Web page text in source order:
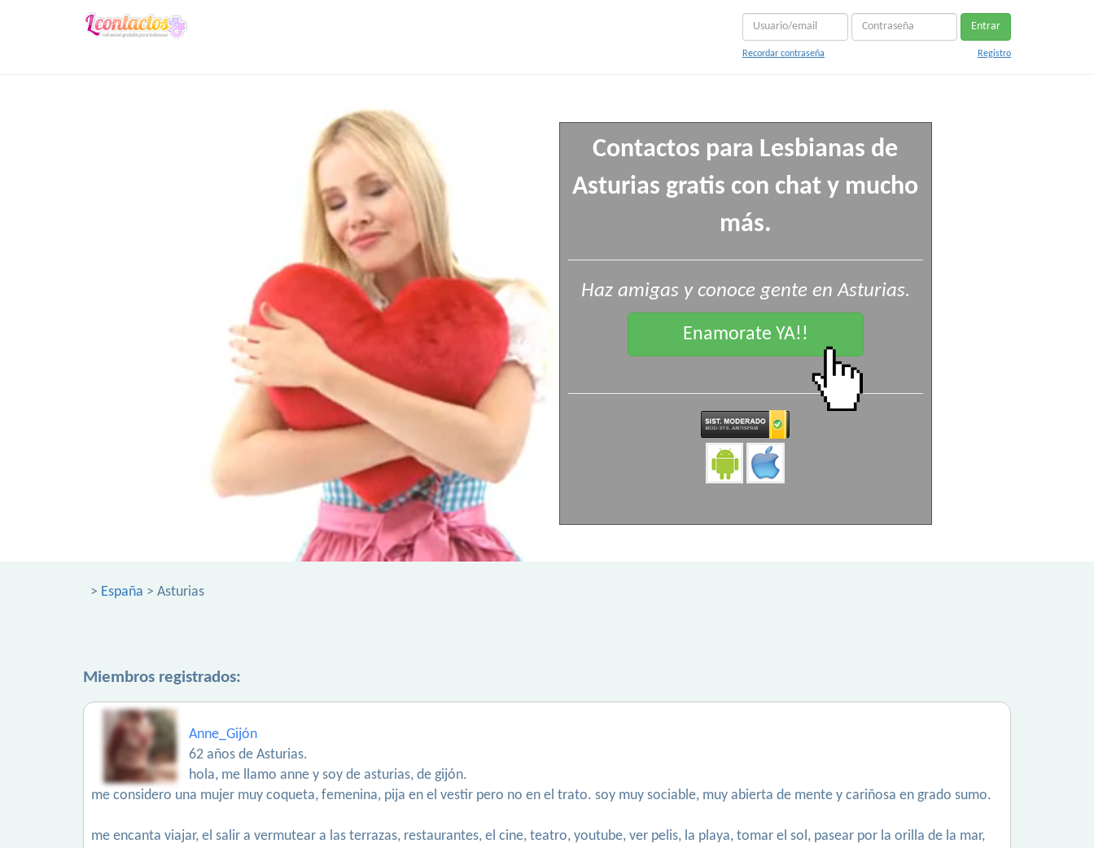
Entrar
Recordar contraseña Registro
Contactos para Lesbianas de
Asturias gratis con chat y mucho
más.
Haz amigas y conoce gente en Asturias.
Enamorate YA!!
> España > Asturias
Miembros registrados:
Anne_Gijón
62 años de Asturias.
hola, me llamo anne y soy de asturias, de gijón.
me considero una mujer muy coqueta, femenina, pija en el vestir pero no en el trato. soy muy sociable, muy abierta de mente y cariñosa en grado sumo.
me encanta viajar, el salir a vermutear a las terrazas, restaurantes, el cine, teatro, youtube, ver pelis, la playa, tomar el sol, pasear por la orilla de la mar,